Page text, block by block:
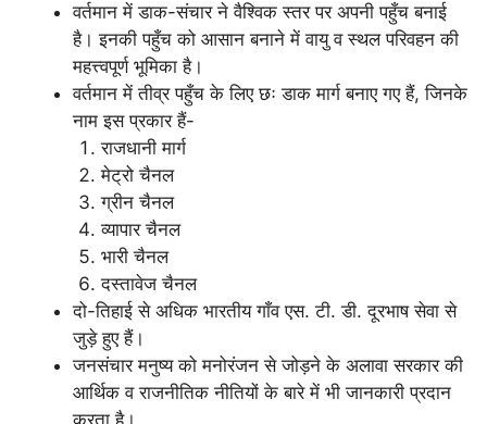
वर्तमान में डाक-संचार ने वैश्विक स्तर पर अपनी पहुँच बनाई
है। इनकी पहुँच को आसान बनाने में वायु व स्थल परिवहन की
महत्त्वपूर्ण भूमिका है।
वर्तमान में तीव्र पहुँच के लिए छः डाक मार्ग बनाए गए हैं, जिनके
नाम इस प्रकार हैं-
राजधानी मार्ग
मेट्रो चैनल
ग्रीन चैनल
व्यापार चैनल
भारी चैनल
दस्तावेज चैनल
दो-तिहाई से अधिक भारतीय गाँव एस. टी. डी. दूरभाष सेवा से
जुड़े हुए हैं।
जनसंचार मनुष्य को मनोरंजन से जोड़ने के अलावा सरकार की
आर्थिक व राजनीतिक नीतियों के बारे में भी जानकारी प्रदान